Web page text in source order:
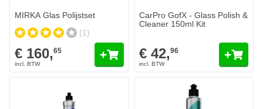
MIRKA Glas Polijstset
(1)
€ 160,65
CarPro GofX - Glass Polish &
Cleaner 150ml Kit
€ 42,96